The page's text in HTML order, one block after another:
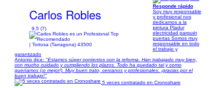
Carlos Robles
9,5 (7)
| Tortosa (Tarragona) 43500
Responde rápido
Soy muy responsable
y profesional nos
dedicamos a la
pintura Pladur
electricidad parquét
puertas Somos muy
responsable en todo
el trabajo y
garantizado
Antonio dice: "Estamos súper contentos con la reforma. Han trabajado muy bien,
con mucho cuidado y cumpliendo los plazos. Todo ha quedado tal y como
queríamos (¡o mejor!). Muy buen trato, cercanos y profesionales. ¡gracias por el
buen trabajo!"
5 veces contratado en Cronoshare